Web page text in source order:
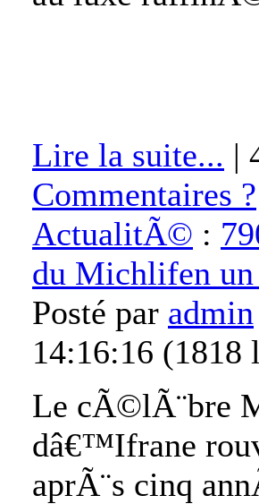
Lire la suite... |
Commentaires ?
ActualitÃ© :
du Michlifen
Posté par admin
14:16:16 (1818
Le cÃ©lÃ¨bre
dâ€™Ifrane
aprÃ¨s cinq